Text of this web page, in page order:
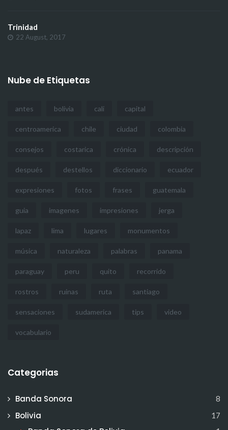
Trinidad
22 August, 2017
Nube de Etiquetas
antes bolivia cali capital
centroamerica chile ciudad colombia
consejos costarica crónica descripción
después destellos diccionario ecuador
expresiones fotos frases guatemala
guia imagenes impresiones jerga
lapaz lima lugares monumentos
música naturaleza palabras panama
paraguay peru quito recorrido
rostros ruinas ruta santiago
sensaciones sudamerica tips video
vocabulario
Categorias
Banda Sonora 8
Bolivia 17